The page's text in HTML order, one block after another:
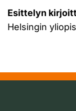
Esittelyn
Helsingin